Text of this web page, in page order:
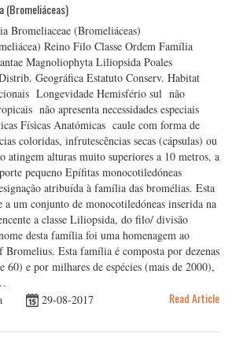
(Bromeliáceas)
Bromeliaceae (Bromeliáceas)
Reino Filo Classe Ordem Família
Magnoliophyta Liliopsida Poales
Geográfica Estatuto Conserv. Habitat
Longevidade Hemisfério sul não
não apresenta necessidades especiais
Físicas Anatómicas caule com forma de
coloridas, infrutescências secas (cápsulas) ou
atingem alturas muito superiores a 10 metros, a
pequeno Epífitas monocotiledóneas
atribuída à família das bromélias. Esta
um conjunto de monocotiledóneas inserida na
a classe Liliopsida, do filo/ divisão
desta família foi uma homenagem ao
Bromelius. Esta família é composta por dezenas
60) e por milhares de espécies (mais de 2000),
29-08-2017 Read Article